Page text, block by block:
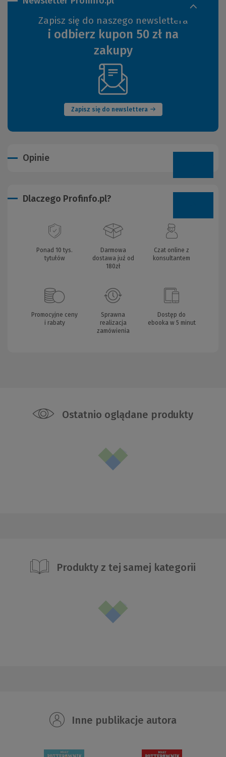
Zapisz się do naszego newslettera
i odbierz kupon 50 zł na
zakupy
Zapisz się do newslettera
(Nowe
okno)
Opinie
Dlaczego Profinfo.pl?
Ponad 10 tys.
tytułów
Darmowa
dostawa już od
180zł
Czat online z
konsultantem
Promocyjne ceny
i rabaty
Sprawna
realizacja
zamówienia
Dostęp do
ebooka w 5 minut
Ostatnio oglądane produkty
Produkty z tej samej kategorii
Inne publikacje autora